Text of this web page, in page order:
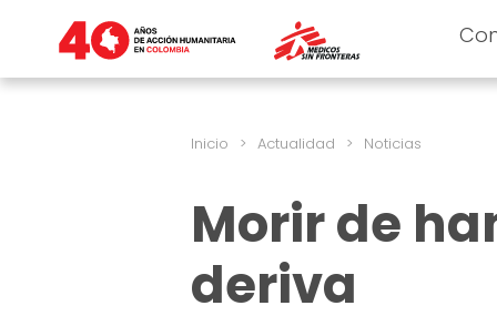
Inicio > Actualidad > Noticias
Morir de
deriva